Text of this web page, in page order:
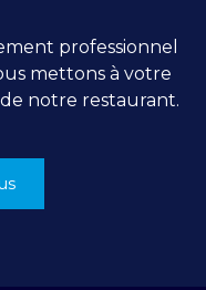
professionnel
mettons à votre
notre restaurant.